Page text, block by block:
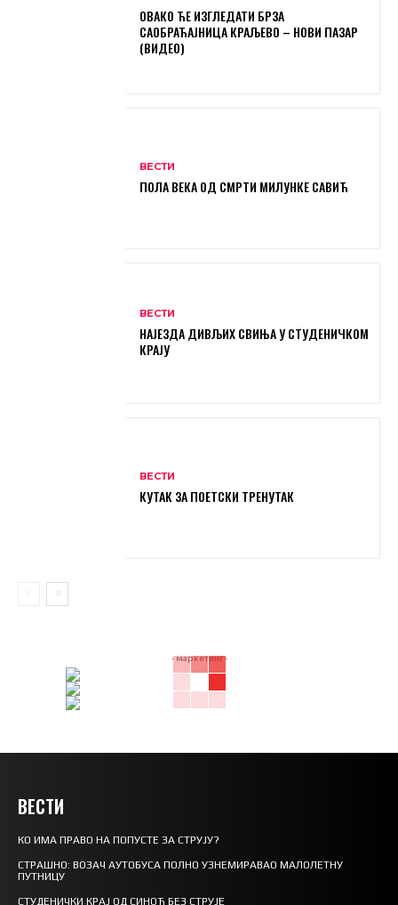
ОВАКО ЋЕ ИЗГЛЕДАТИ БРЗА
САОБРАЋАЈНИЦА КРАЉЕВО – НОВИ ПАЗАР
(ВИДЕО)
ВЕСТИ
ПОЛА ВЕКА ОД СМРТИ МИЛУНКЕ САВИЋ
ВЕСТИ
НАЈЕЗДА ДИВЉИХ СВИЊА У СТУДЕНИЧКОМ
КРАЈУ
ВЕСТИ
КУТАК ЗА ПОЕТСКИ ТРЕНУТАК
- маркетинг -
ВЕСТИ
КО ИМА ПРАВО НА ПОПУСТЕ ЗА СТРУЈУ?
СТРАШНО: ВОЗАЧ АУТОБУСА ПОЛНО УЗНЕМИРАВАО МАЛОЛЕТНУ
ПУТНИЦУ
СТУДЕНИЧКИ КРАЈ ОД СИНОЋ БЕЗ СТРУЈЕ